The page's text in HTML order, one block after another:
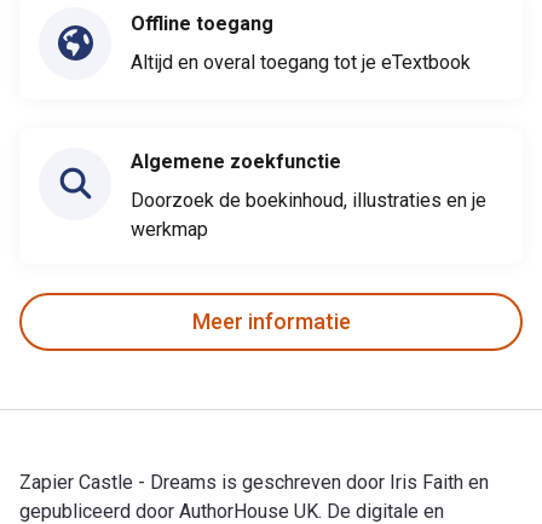
Offline toegang
Altijd en overal toegang tot je eTextbook
Algemene zoekfunctie
Doorzoek de boekinhoud, illustraties en je
werkmap
Meer informatie
Zapier Castle - Dreams is geschreven door Iris Faith en
gepubliceerd door AuthorHouse UK. De digitale en